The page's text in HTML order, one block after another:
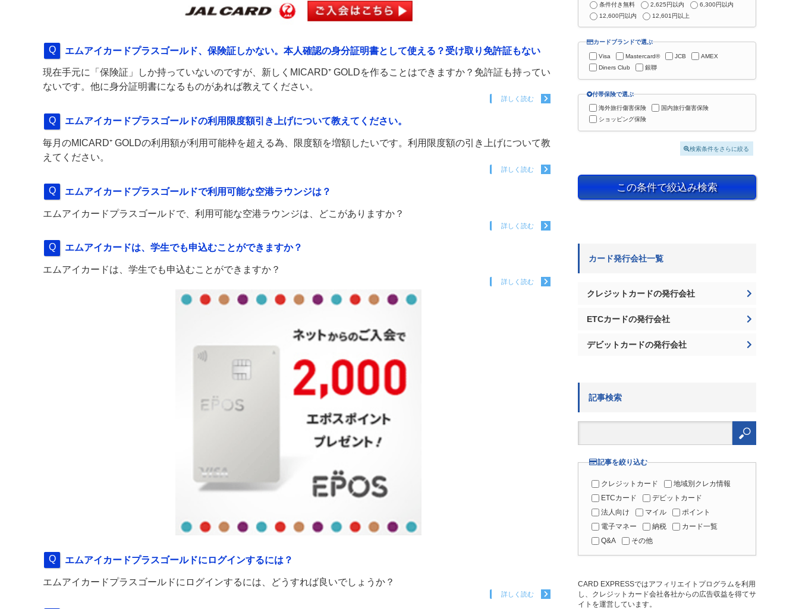
エムアイカードプラスゴールド、保険証しかない。本人確認の身分証明書として使える？受け取り免許証もない
現在手元に「保険証」しか持っていないのですが、新しくMICARD⁺ GOLDを作ることはできますか？免許証も持ってい
ないです。他に身分証明書になるものがあれば教えてください。
詳しく読む
エムアイカードプラスゴールドの利用限度額引き上げについて教えてください。
毎月のMICARD⁺ GOLDの利用額が利用可能枠を超える為、限度額を増額したいです。利用限度額の引き上げについて教
えてください。
詳しく読む
エムアイカードプラスゴールドで利用可能な空港ラウンジは？
エムアイカードプラスゴールドで、利用可能な空港ラウンジは、どこがありますか？
詳しく読む
エムアイカードは、学生でも申込むことができますか？
エムアイカードは、学生でも申込むことができますか？
詳しく読む
エムアイカードプラスゴールドにログインするには？
エムアイカードプラスゴールドにログインするには、どうすれば良いでしょうか？
詳しく読む
条件付き無料
2,625円以内
6,300円以内
12,600円以内
12,601円以上
カードブランドで選ぶ
Visa Mastercard® JCB
AMEX
Diners Club
銀聯
付帯保険で選ぶ
海外旅行傷害保険
国内旅行傷害保険
ショッピング保険
検索条件をさらに絞る
この条件で絞込み検索
カード発行会社一覧
クレジットカードの発行会社
ETCカードの発行会社
デビットカードの発行会社
記事検索
検
記事を絞り込む
クレジットカード
地域別クレカ情報
ETCカード
デビットカード
法人向け
マイル
ポイント
電子マネー
納税
カード一覧
Q&A
その他
CARD EXPRESSではアフィリエイトプログラムを利用
し、クレジットカード会社各社からの広告収益を得てサ
イトを運営しています。